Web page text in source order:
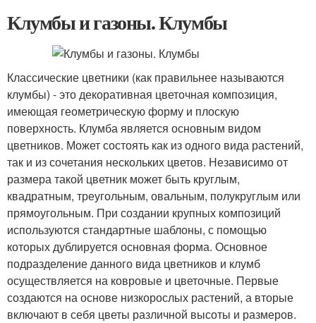
Клумбы и газоны. Клумбы
Классические цветники (как правильнее называются
клумбы) - это декоративная цветочная композиция,
имеющая геометрическую форму и плоскую
поверхность. Клумба является основным видом
цветников. Может состоять как из одного вида растений,
так и из сочетания нескольких цветов. Независимо от
размера такой цветник может быть круглым,
квадратным, треугольным, овальным, полукруглым или
прямоугольным. При создании крупных композиций
используются стандартные шаблоны, с помощью
которых дублируется основная форма. Основное
подразделение данного вида цветников и клумб
осуществляется на ковровые и цветочные. Первые
создаются на основе низкорослых растений, а вторые
включают в себя цветы различной высоты и размеров.